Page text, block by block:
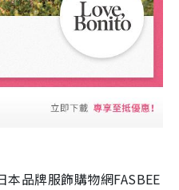
品牌服飾購物網FASBEE